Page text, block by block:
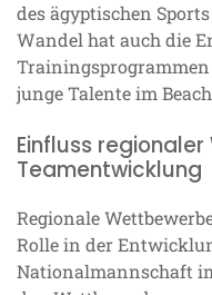
des ägyptischen
Wandel hat auch die
junge Talente im
Einfluss
Teamentwicklung
Regionale
Rolle in der
Nationalmannschaft